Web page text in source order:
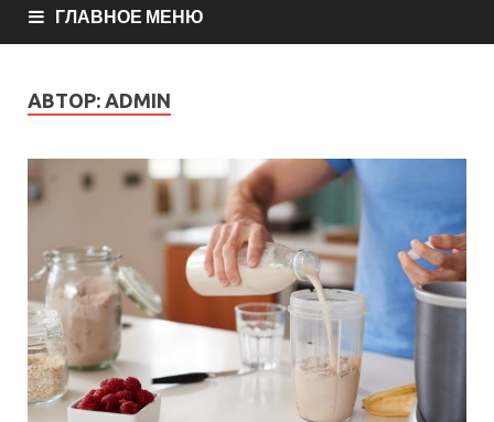
ГЛАВНОЕ МЕНЮ
АВТОР: ADMIN